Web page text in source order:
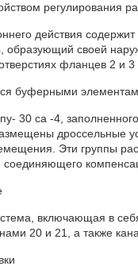
регулирования
действия
своей
фланцев 2 и 3
буферными
30 са -4,
дроссельные
Эти группы
соединяющего
включающая в
20 и 21, а также